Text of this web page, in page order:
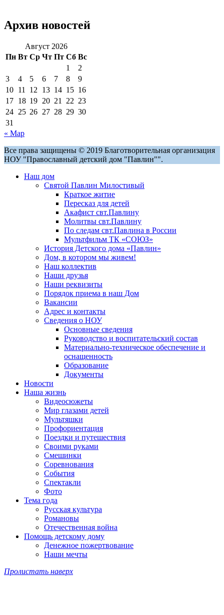
Архив новостей
Август 2026
Пн Вт Ср Чт Пт Сб Вс
1
2
3
4 5 6 7 8
9
10 11 12 13 14 15 16
17 18 19 20 21 22 23
24 25 26 27 28 29 30
31
« Мар
Все права защищены © 2019 Благотворительная организация
НОУ "Православный детский дом "Павлин"".
Наш дом
Святой Павлин Милостивый
Краткое житие
Пересказ для детей
Акафист свт.Павлину
Молитвы свт.Павлину
По следам свт.Павлина в России
Мультфильм ТК «СОЮЗ»
История Детского дома «Павлин»
Дом, в котором мы живем!
Наш коллектив
Наши друзья
Наши реквизиты
Порядок приема в наш Дом
Вакансии
Адрес и контакты
Сведения о НОУ
Основные сведения
Руководство и воспитательский состав
Материально-техническое обеспечение и
оснащенность
Образование
Документы
Новости
Наша жизнь
Видеосюжеты
Мир глазами детей
Мультяшки
Профориентация
Поездки и путешествия
Своими руками
Смешинки
Соревнования
События
Спектакли
Фото
Тема года
Русская культура
Романовы
Отечественная война
Помощь детскому дому
Денежное пожертвование
Наши мечты
Пролистать наверх